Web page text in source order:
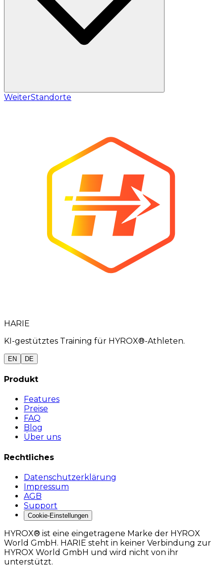
WeiterStandorte
HARIE
KI-gestütztes Training für HYROX®-Athleten.
EN DE
Produkt
Features
Preise
FAQ
Blog
Über uns
Rechtliches
Datenschutzerklärung
Impressum
AGB
Support
Cookie-Einstellungen
HYROX® ist eine eingetragene Marke der HYROX
World GmbH. HARIE steht in keiner Verbindung zur
HYROX World GmbH und wird nicht von ihr
unterstützt.